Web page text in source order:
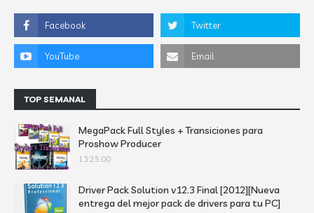
TOP SEMANAL
MegaPack Full Styles + Transiciones para
Proshow Producer
13:25:00
Driver Pack Solution v12.3 Final [2012][Nueva
entrega del mejor pack de drivers para tu PC]